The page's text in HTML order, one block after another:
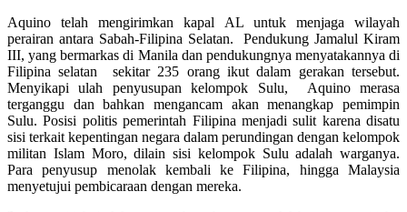
Aquino telah mengirimkan kapal AL untuk menjaga wilayah
perairan antara Sabah-Filipina Selatan. Pendukung Jamalul Kiram
III, yang bermarkas di Manila dan pendukungnya menyatakannya di
Filipina selatan sekitar 235 orang ikut dalam gerakan tersebut.
Menyikapi ulah penyusupan kelompok Sulu, Aquino merasa
terganggu dan bahkan mengancam akan menangkap pemimpin
Sulu. Posisi politis pemerintah Filipina menjadi sulit karena disatu
sisi terkait kepentingan negara dalam perundingan dengan kelompok
militan Islam Moro, dilain sisi kelompok Sulu adalah warganya.
Para penyusup menolak kembali ke Filipina, hingga Malaysia
menyetujui pembicaraan dengan mereka.